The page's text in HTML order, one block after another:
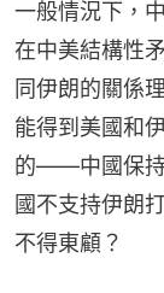
一般情況下，
在中美結構性
同伊朗的關係
能得到美國和
的——中國保持
國不支持伊朗
不得東顧？